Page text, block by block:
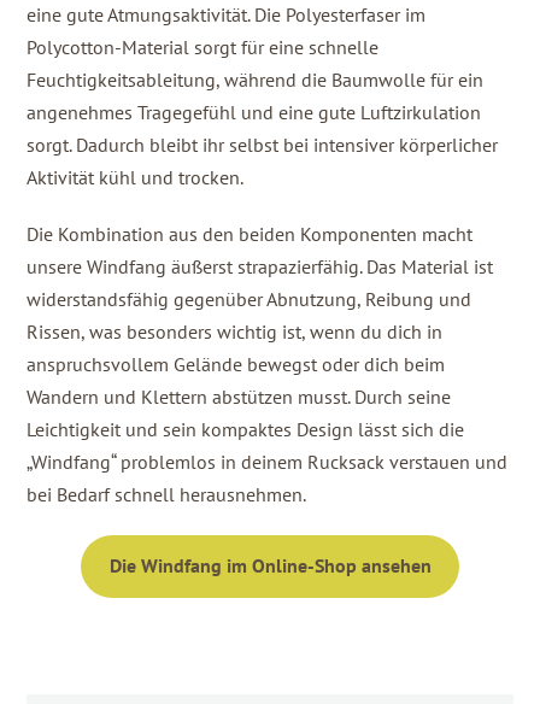
eine gute Atmungsaktivität. Die Polyesterfaser im
Polycotton-Material sorgt für eine schnelle
Feuchtigkeitsableitung, während die Baumwolle für ein
angenehmes Tragegefühl und eine gute Luftzirkulation
sorgt. Dadurch bleibt ihr selbst bei intensiver körperlicher
Aktivität kühl und trocken.
Die Kombination aus den beiden Komponenten macht
unsere Windfang äußerst strapazierfähig. Das Material ist
widerstandsfähig gegenüber Abnutzung, Reibung und
Rissen, was besonders wichtig ist, wenn du dich in
anspruchsvollem Gelände bewegst oder dich beim
Wandern und Klettern abstützen musst. Durch seine
Leichtigkeit und sein kompaktes Design lässt sich die
„Windfang“ problemlos in deinem Rucksack verstauen und
bei Bedarf schnell herausnehmen.
Die Windfang im Online-Shop ansehen